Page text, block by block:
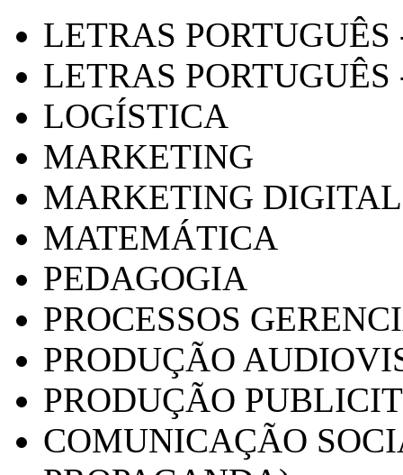
LETRAS
LETRAS PORTUGUÊS
LOGÍSTICA
MARKETING
MARKETING DIGITAL
MATEMÁTICA
PEDAGOGIA
PROCESSOS
PRODUÇÃO
PRODUÇÃO
COMUNICAÇÃO